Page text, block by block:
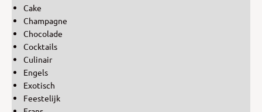
Cake
Champagne
Chocolade
Cocktails
Culinair
Engels
Exotisch
Feestelijk